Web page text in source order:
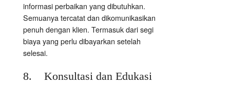
informasi perbaikan yang dibutuhkan.
Semuanya tercatat dan dikomunikasikan
penuh dengan klien. Termasuk dari segi
biaya yang perlu dibayarkan setelah
selesai.
8. Konsultasi dan Edukasi